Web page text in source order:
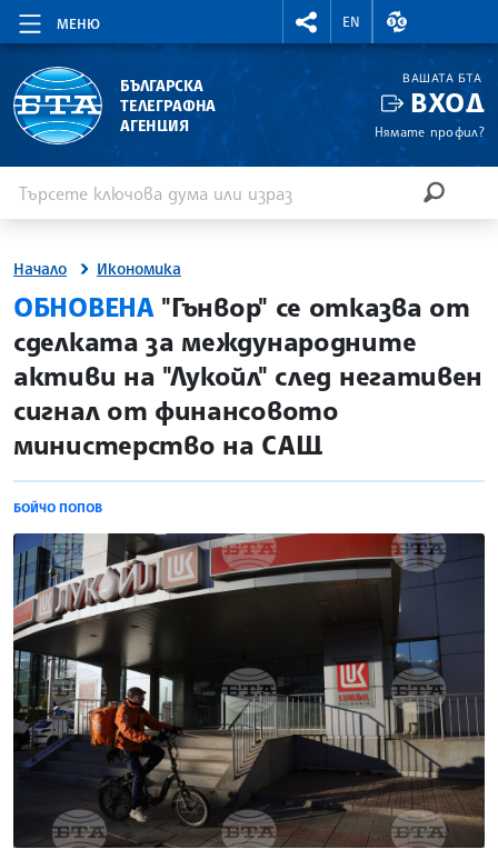
МЕНЮ
RIGHTMENU.SOCIAL
EN
ВАЛУТНИ
БЪЛГАРСКА
ТЕЛЕГРАФНА
АГЕНЦИЯ
ВАШАТА БТА
ВХОД
Нямате профил?
Начало Икономика
site.bta
ОБНОВЕНА"Гънвор" се отказва от
сделката за международните
активи на "Лукойл" след негативен
сигнал от финансовото
министерство на САЩ
БОЙЧО ПОПОВ